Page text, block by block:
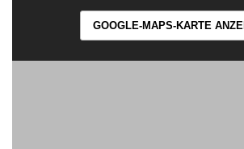
GOOGLE-MAPS-KARTE